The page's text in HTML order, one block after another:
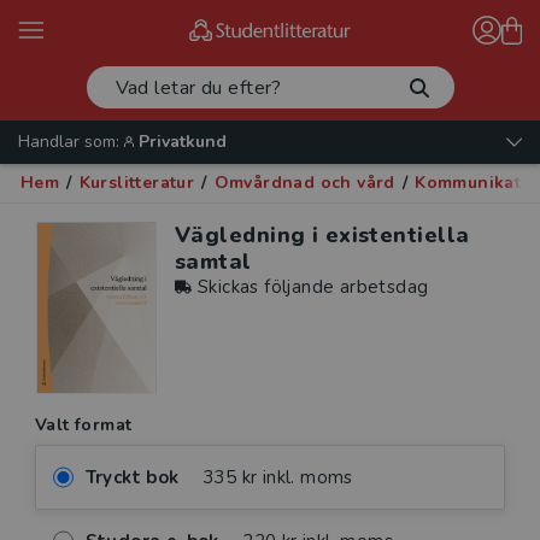
Handlar som:
Privatkund
Hem / Kurslitteratur / Omvårdnad och vård /
Vägledning i existentiella
samtal
Skickas följande arbetsdag
Valt format
Tryckt bok 335 kr inkl. moms